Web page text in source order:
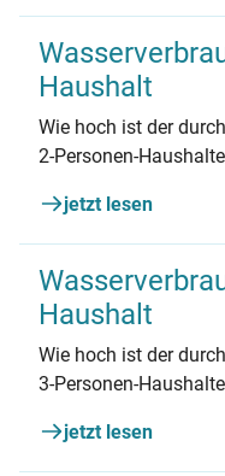
Haushalt
Wie hoch ist der
2-Personen-
Abschlagszahlung
jetzt lesen
Haushalt
Wie hoch ist der
3-Personen-
Abschlagszahlung
jetzt lesen